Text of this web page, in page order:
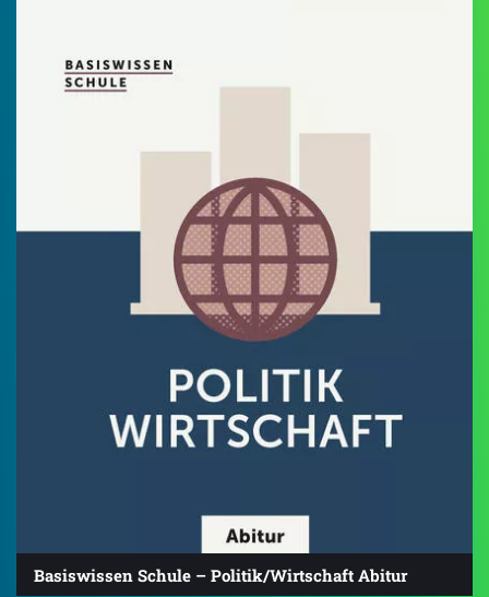
Basiswissen Schule – Politik/Wirtschaft Abitur